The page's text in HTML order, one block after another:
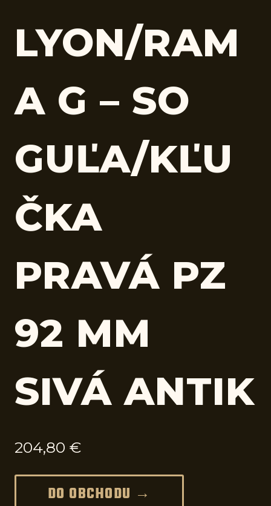
LYON/RAM
A G – SO
GUĽA/KĽU
ČKA
PRAVÁ PZ
92 MM
SIVÁ ANTIK
204,80 €
DO OBCHODU →